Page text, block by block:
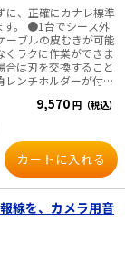
、正確にカナレ標準
す。 ●1台でシース外
ブルの皮むきが可能
ラクに作業ができま
は刃を交換すること
ンチホルダーが付い
5C、5C-2V・L-
L-5CFB ※次のケーブル
あります。 （1）
どの硬い材質を使用し
たケーブル （3）
どを使用したケーブ
あります。
9,570 円（税込）
線を、カメラ用音